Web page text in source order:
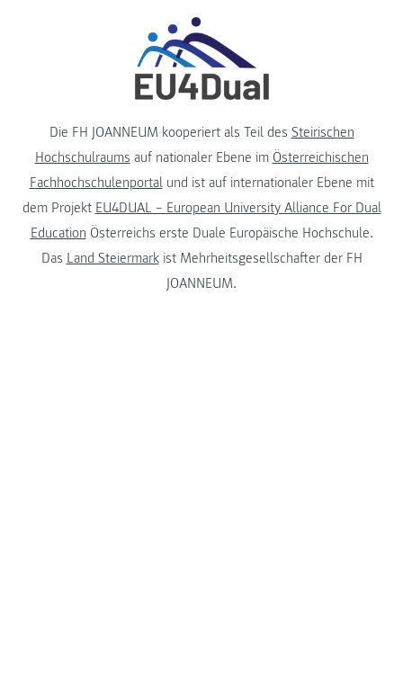
Die FH JOANNEUM kooperiert als Teil des Steirischen
Hochschulraums auf nationaler Ebene im Österreichischen
Fachhochschulenportalund ist auf internationaler Ebene mit
dem Projekt EU4DUAL – European University Alliance For Dual
Education Österreichs erste Duale Europäische Hochschule.
Das Land Steiermarkist Mehrheitsgesellschafter der FH
JOANNEUM.